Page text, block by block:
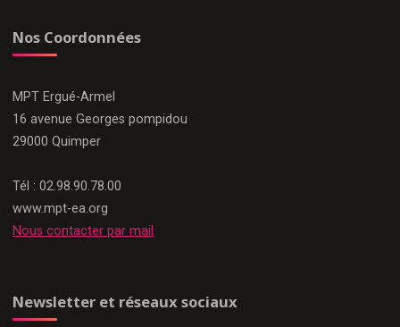
Nos Coordonnées
MPT Ergué-Armel
16 avenue Georges pompidou
29000 Quimper
Tél : 02.98.90.78.00
www.mpt-ea.org
Nous contacter par mail
Newsletter et réseaux sociaux